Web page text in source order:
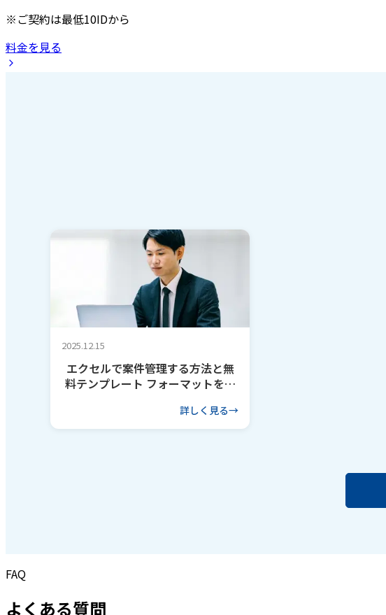
※ご契約は最低10IDから
料金を見る
2025.12.15
エクセルで案件管理する方法と無
料テンプレート フォーマットを作
詳しく見る
FAQ
よくある質問